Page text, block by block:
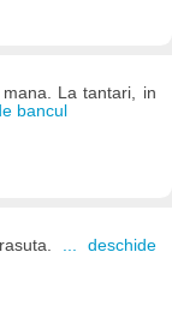
La tantari, in
bancul
... deschide